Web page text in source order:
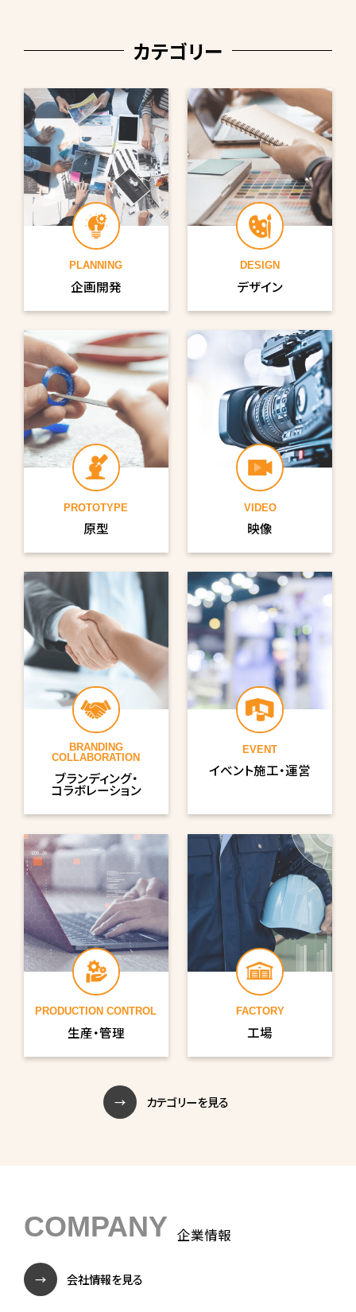
カテゴリー
PLANNING
企画開発
DESIGN
デザイン
PROTOTYPE
原型
VIDEO
映像
BRANDING
COLLABORATION
ブランディング・
コラボレーション
EVENT
イベント施工・運営
PRODUCTION CONTROL
生産・管理
FACTORY
工場
カテゴリーを見る
COMPANY 企業情報
会社情報を見る